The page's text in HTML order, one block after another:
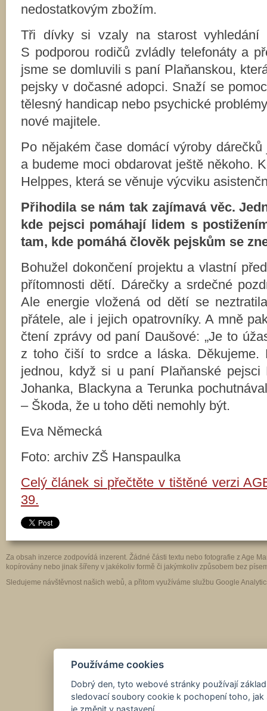
nedostatkovým zbožím.
Tři dívky si vzaly na starost vyhledání
S podporou rodičů zvládly telefonáty a
jsme se domluvili s paní Plaňanskou,
pejsky v dočasné adopci. Snaží se
tělesný handicap nebo psychické
nové majitele.
Po nějakém čase domácí výroby
a budeme moci obdarovat ještě někoho.
Helppes, která se věnuje výcviku
Přihodila se nám tak zajímavá věc.
kde pejsci pomáhají lidem s
tam, kde pomáhá člověk pejskům se
Bohužel dokončení projektu a vlastní
přítomnosti dětí. Dárečky a srdečné
Ale energie vložená od dětí se
přátele, ale i jejich opatrovníky. A mně
čtení zprávy od paní Daušové: „Je to
z toho čiší to srdce a láska. Děkujeme.
jednou, když si u paní Plaňanské pejsci
Johanka, Blackyna a Terunka
– Škoda, že u toho děti nemohly být.
Eva Německá
Foto: archiv ZŠ Hanspaulka
Celý článek si přečtěte v tištěné verzi
39.
Za obsah inzerce zodpovídá inzerent. Žádné části textu nebo fotografie z Age
kopírovány nebo jinak šířeny v jakékoliv formě či jakýmkoliv způsobem bez
Sledujeme návštěvnost našich webů, a přitom využíváme službu Google
Používáme cookies
Dobrý den, tyto webové stránky používají
sledovací soubory cookie k pochopení toho,